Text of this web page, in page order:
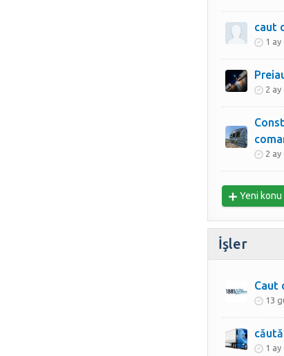
caut
1 ay
2 ay
2 ay
Yeni konu
İşler
Caut
13
1 ay